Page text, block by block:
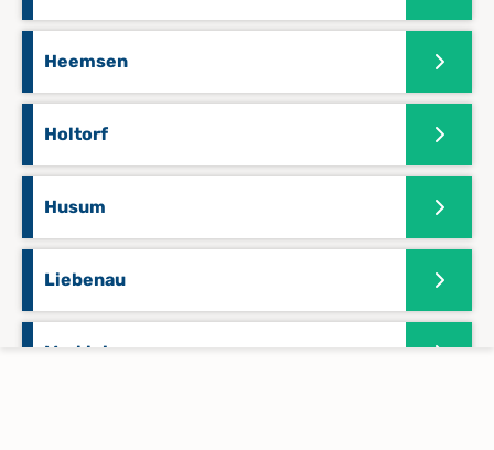
Heemsen
Holtorf
Husum
Liebenau
Marklohe